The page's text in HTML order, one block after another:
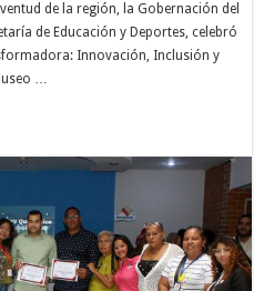
de la región, la Gobernación del
de Educación y Deportes, celebró
Innovación, Inclusión y
…